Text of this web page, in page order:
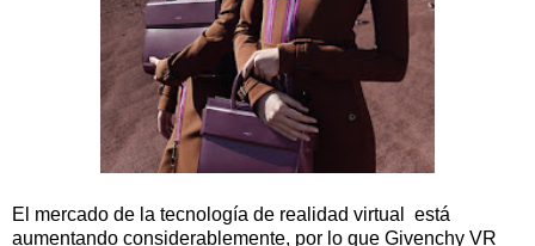
El mercado de la tecnología de realidad virtual está
aumentando considerablemente, por lo que Givenchy VR